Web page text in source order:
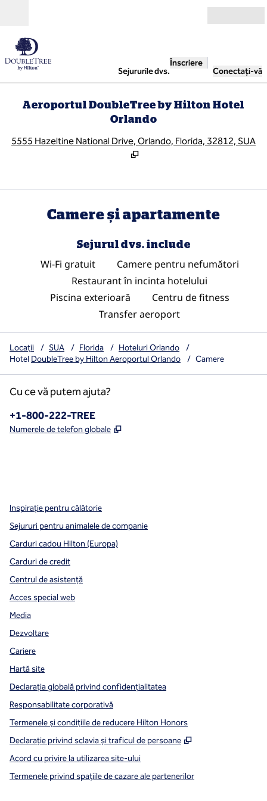
Sejururile dvs.
Înscriere
Conectați-vă
Aeroportul DoubleTree by Hilton Hotel
Orlando
5555 Hazeltine National Drive, Orlando, Florida, 32812, SUA
Camere și apartamente
Sejurul dvs. include
Wi-Fi gratuit
Camere pentru nefumători
Restaurant în incinta hotelului
Piscina exterioară
Centru de fitness
Transfer aeroport
Locații / SUA / Florida / Hoteluri Orlando
/
Hotel DoubleTree by Hilton Aeroportul Orlando / Camere
Cu ce vă putem ajuta?
Telefon:
+1-800-222-TREE
Numerele de telefon globale ,
Inspirație pentru călătorie
Sejururi pentru animalele de companie
Carduri cadou Hilton (Europa)
Carduri de credit
Centrul de asistență
Acces special web
Media
Dezvoltare
Cariere
Hartă site
Declarația globală privind confidenţialitatea
Responsabilitate corporativă
Termenele și condițiile de reducere Hilton Honors
Declarație privind sclavia și traficul de persoane
,
Acord cu privire la utilizarea site-ului
Termenele privind spațiile de cazare ale partenerilor